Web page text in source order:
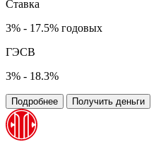
Ставка
3% - 17.5% годовых
ГЭСВ
3% - 18.3%
Подробнее Получить деньги